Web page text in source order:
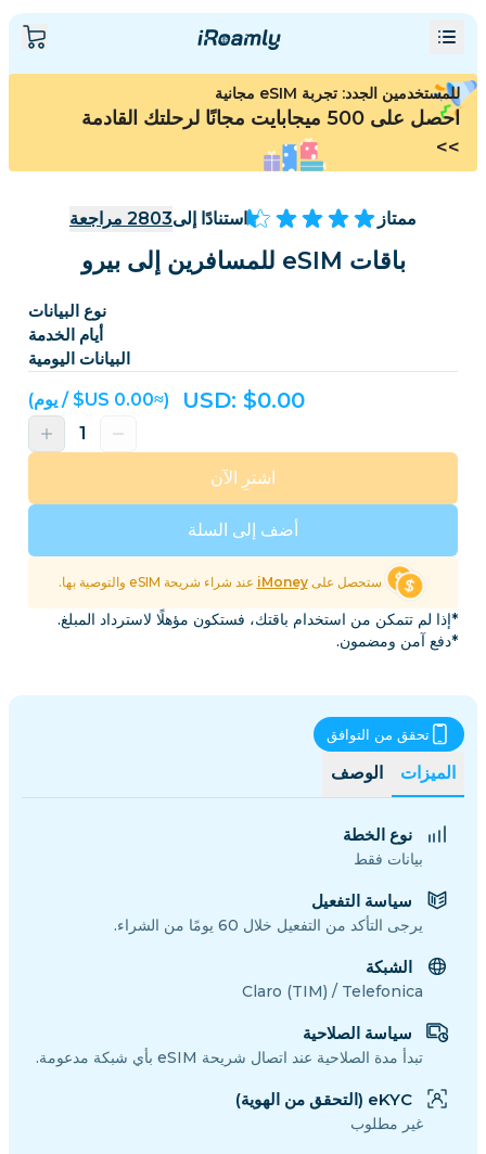
للمستخدمين الجدد: تجربة eSIM مجانية
احصل على 500 ميجابايت مجانًا لرحلتك القادمة
>>
ممتاز استنادًا إلى2803 مراجعة
باقات eSIM للمسافرين إلى بيرو
نوع البيانات
أيام الخدمة
البيانات اليومية
USD: $0.00 (≈‏0.00 US$ / يوم)
أضف إلى السلة
اشترِ الآن
ستحصل علىiMoney عند شراء شريحة eSIM والتوصية بها.
*إذا لم تتمكن من استخدام باقتك، فستكون مؤهلًا لاسترداد المبلغ.
*دفع آمن ومضمون.
الميزات الوصف
تحقق من التوافق
نوع الخطة
بيانات فقط
سياسة التفعيل
يرجى التأكد من التفعيل خلال 60 يومًا من الشراء.
الشبكة
Claro (TIM) / Telefonica
سياسة الصلاحية
تبدأ مدة الصلاحية عند اتصال شريحة eSIM بأي شبكة مدعومة.
eKYC (التحقق من الهوية)
غير مطلوب